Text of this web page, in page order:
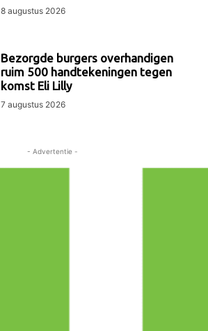
8 augustus 2026
Bezorgde burgers overhandigen
ruim 500 handtekeningen tegen
komst Eli Lilly
7 augustus 2026
- Advertentie -